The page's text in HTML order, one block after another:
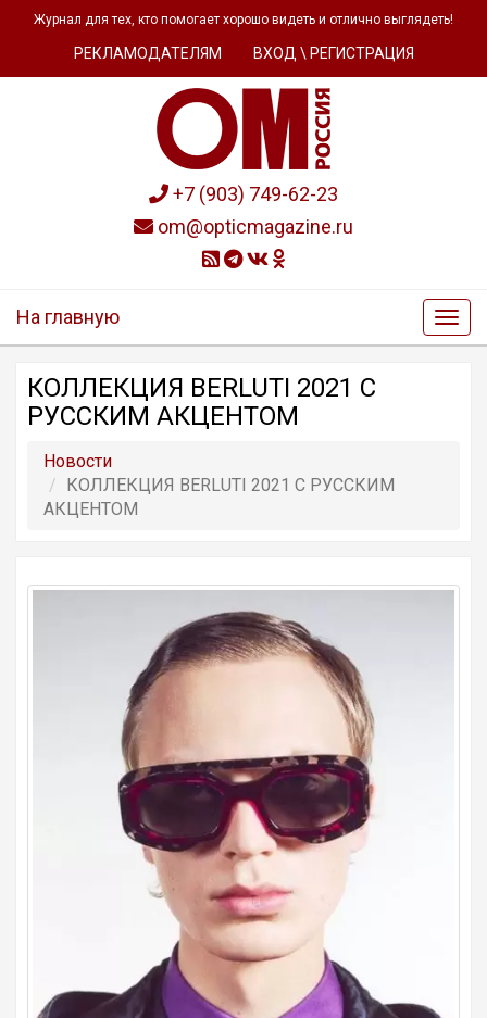
Журнал для тех, кто помогает хорошо видеть и отлично выглядеть!
РЕКЛАМОДАТЕЛЯМ ВХОД \ РЕГИСТРАЦИЯ
+7 (903) 749-62-23
om@opticmagazine.ru
На главную
КОЛЛЕКЦИЯ BERLUTI 2021 С
РУССКИМ АКЦЕНТОМ
Новости
КОЛЛЕКЦИЯ BERLUTI 2021 С РУССКИМ
АКЦЕНТОМ